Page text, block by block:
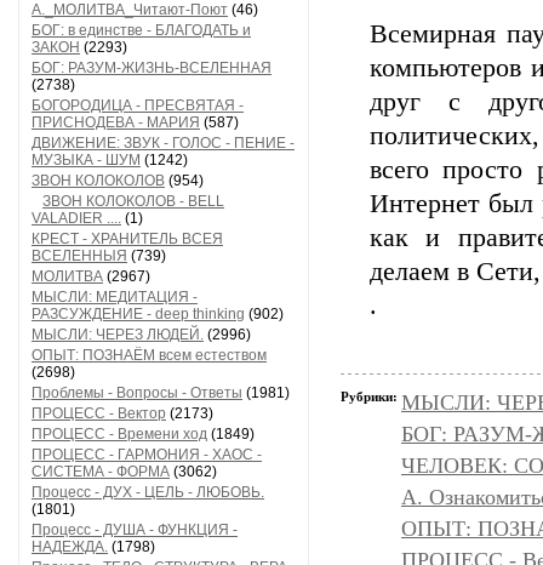
А._МОЛИТВА_Читают-Поют (46)
БОГ: в единстве - БЛАГОДАТЬ и
ЗАКОН (2293)
БОГ: РАЗУМ-ЖИЗНЬ-ВСЕЛЕННАЯ
(2738)
БОГОРОДИЦА - ПРЕСВЯТАЯ -
ПРИСНОДЕВА - МАРИЯ (587)
ДВИЖЕНИЕ: ЗВУК - ГОЛОС - ПЕНИЕ -
МУЗЫКА - ШУМ (1242)
ЗВОН КОЛОКОЛОВ (954)
ЗВОН КОЛОКОЛОВ - BELL
VALADIER .... (1)
КРЕСТ - ХРАНИТЕЛЬ ВСЕЯ
ВСЕЛЕННЫЯ (739)
МОЛИТВА (2967)
МЫСЛИ: МЕДИТАЦИЯ -
РАЗСУЖДЕНИЕ - deep thinking (902)
МЫСЛИ: ЧЕРЕЗ ЛЮДЕЙ. (2996)
ОПЫТ: ПОЗНАЁМ всем естеством
(2698)
Проблемы - Вопросы - Ответы (1981)
ПРОЦЕСС - Вектор (2173)
ПРОЦЕСС - Времени ход (1849)
ПРОЦЕСС - ГАРМОНИЯ - ХАОС -
СИСТЕМА - ФОРМА (3062)
Процесс - ДУХ - ЦЕЛЬ - ЛЮБОВЬ.
(1801)
Процесс - ДУША - ФУНКЦИЯ -
НАДЕЖДА. (1798)
Всемирная
компьютеров
друг с
всего просто
Интернет был
как и
делаем в
.
Рубрики: МЫСЛИ:
БОГ:
ЧЕЛОВЕК:
А.
ОПЫТ:
ПРОЦЕСС -